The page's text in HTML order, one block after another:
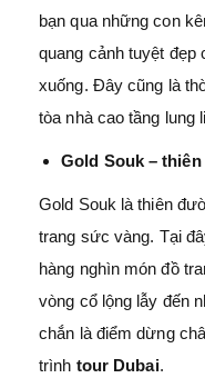
bạn qua những con
quang cảnh tuyệt đẹp
xuống. Đây cũng là
tòa nhà cao tầng lung
Gold Souk –
Gold Souk là thiên
trang sức vàng. Tại
hàng nghìn món đồ
vòng cổ lộng lẫy đến
chắn là điểm dừng
trình tour Dubai.